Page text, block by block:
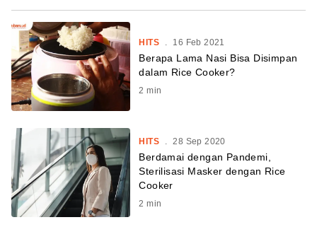
HITS . 16 Feb 2021
Berapa Lama Nasi Bisa Disimpan
dalam Rice Cooker?
2 min
HITS . 28 Sep 2020
Berdamai dengan Pandemi,
Sterilisasi Masker dengan Rice
Cooker
2 min